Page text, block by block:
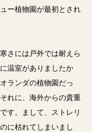
ー植物園が最初とされ
さには戸外では耐えら
温室がありましたか
ランダの植物園だっ
れに、海外からの貴重
す。まして、ストレリ
に枯れてしまいまし